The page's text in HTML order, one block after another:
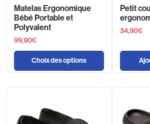
Matelas Ergonomique
Bébé Portable et
Polyvalent
99,90€
Choix des options
Petit
34,90€